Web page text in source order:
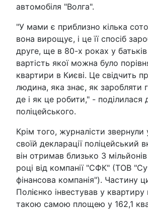
автомобіля "Волга".
"У мами є приблизно кілька
вона вирощує, і це її спосіб
друге, ще в 80-х роках у
вартість якої можна було
квартири в Києві. Це свідчить
людина, яка знає, як заробляти
де і як це робити," - поділилася
поліцейського.
Крім того, журналісти звернули
своїй декларації поліцейський
він отримав близько 3
році від компанії "СФК" (ТОВ
фінансова компанія"). Частину
Полієнко інвестував у
такою самою площею у 162,1